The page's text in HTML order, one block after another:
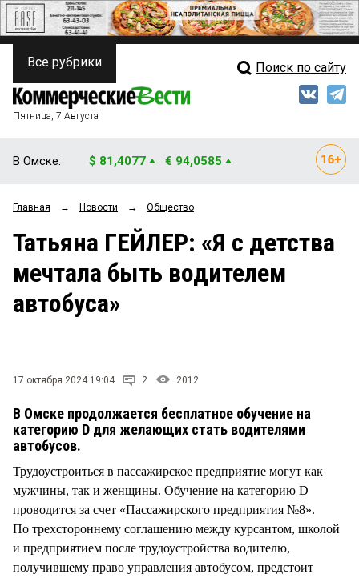
ПОЛИТИКА
ФИНАНСЫ
ОБЩЕСТВО
ЗАКОН
Свежий выпуск
Рейтинги
Блоги
Все рубрики Поиск по сайту
Пятница, 7 Августа
В Омске: $ 81,4077 € 94,0585
Главная → Новости → Общество
Татьяна ГЕЙЛЕР: «Я с детства
мечтала быть водителем
автобуса»
17 октября 2024 19:04 2 2012
В Омске продолжается бесплатное обучение на
категорию D для желающих стать водителями
автобусов.
Трудоустроиться в пассажирское предприятие могут как
мужчины, так и женщины. Обучение на категорию D
проводится за счет «Пассажирского предприятия №8».
По трехстороннему соглашению между курсантом, школой
и предприятием после трудоустройства водителю,
получившему право управления автобусом, предстоит